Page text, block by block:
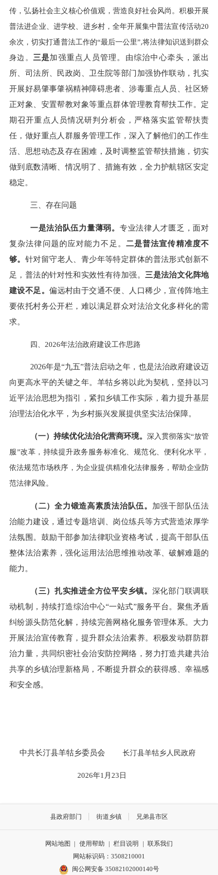
传，弘扬社会主义核心价值观，营造良好社会风尚。积极开展
普法进企业、进学校、进乡村，全年开展集中普法宣传活动20
余次，切实打通普法工作的“最后一公里”,将法律知识送到群众
身边。 三是加强重点人员管理。由综治中心牵头，派出
所、司法所、民政岗
卫生院等部门加强协作联动，扎实
开展好易肇事肇祸精神障碍患者、涉毒重点人员、社区矫
正对象、安置帮教对象等重点群体管理教育帮扶工作。定
期召开重点人员情况研判分析会，严格落实监管帮扶责
任，做好重点人群服务管理工作，深入了解他们的工作生
活、思想动态及存在困难，及时调整监管帮扶措施，切实
做到底数清晰、情况明了、措施有效，全力护航辖区安定
稳定。
三、存在问题
一是法治队伍力量薄弱。 专业法律人才匮乏，面对
复杂法律问题的应对能力不足。 二是普法宣传精准度不
够。 针对留守老人、青少年等特定群体的普法形式创新不
足，普法的针对性和实效性有待加强。 三是法治文化阵地
建设不足。偏远村由于交通不便、人口稀少，宣传阵地主
要依托村务公开栏，难以满足群众对法治文化多样化的需
求。
四、 2026年法治政府建设工作思路
2026年是“九五”普法启动之年，也是法治政府建设迈
向更高水平的关键之年。羊牯乡将以此为契机，坚持以习
近平法治思想为指引，紧扣乡镇工作实际，着力提升基层
治理法治化水平，为乡村振兴发展提供坚实法治保障。
（一） 持续优化法治化营商环境。 深入贯彻落实“放管
服”改革，持续提升政务服务标准化、规范化、便利化水平，
依法规范市场秩序，为企业提供精准化法律服务，帮助企业防
范法律风险。
（二）全力锻造高素质法治队伍。 加强干部队伍法
治能力建设，通过专题培训、岗位练兵等方式营造浓厚学
法氛围 。 鼓励干部参加法律职业资格考试，提高干部队伍
整体法治素养，强化运用法治思维推动改革、破解难题的
能力。
（三）扎实推进全方位平安乡镇。 深化部门联调联
动机制， 持续打造综治中心“一站式”服务平台 。聚焦矛盾
纠纷源头防范化解，持续完善网格化服务管理体系。 大力
开展法治宣传教育，提升群众法治素养。积极发动群防群
治力量，共同织密社会治安防控网络，努力打造共建共治
共享的乡镇治理新格局，不断提升群众的获得感、幸福感
和安全感。
中共长汀县羊牯乡委员会 长汀县羊牯乡人民政府
2026年1月23日
县政府部门 街道乡镇 兄弟县市区
网站地图 | 使用帮助 | 栏目说明 | 联系我们
网站标识码：3508210001
闽公网安备 35082102000140号